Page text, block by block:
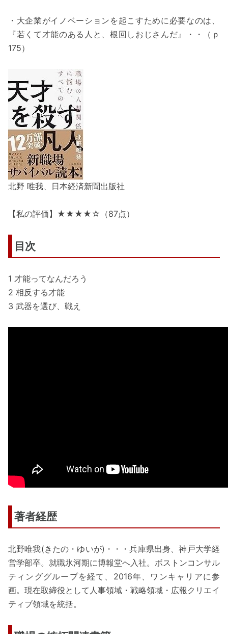
・大企業がイノベーションを起こすために必要なのは、
『若くて才能のある人と、根回しおじさんだ』・・（ｐ
175）
北野 唯我、日本経済新聞出版社
【私の評価】★★★★☆（87点）
目次
1 才能ってなんだろう
2 相反する才能
3 武器を選び、戦え
著者経歴
北野唯我(きたの・ゆいが)・・・兵庫県出身、神戸大学経
営学部卒。就職氷河期に博報堂へ入社。ボストンコンサル
ティンググループを経て、2016年、ワンキャリアに参
画。現在取締役として人事領域・戦略領域・広報クリエイ
ティブ領域を統括。